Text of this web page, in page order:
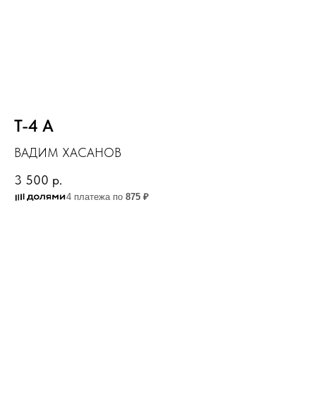
Т-4 А
ВАДИМ ХАСАНОВ
3 500 р.
4 платежа по 875 ₽